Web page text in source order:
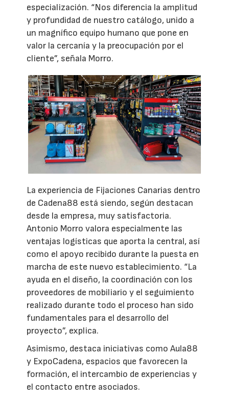
especialización. “Nos diferencia la amplitud
y profundidad de nuestro catálogo, unido a
un magnífico equipo humano que pone en
valor la cercanía y la preocupación por el
cliente”, señala Morro.
La experiencia de Fijaciones Canarias dentro
de Cadena88 está siendo, según destacan
desde la empresa, muy satisfactoria.
Antonio Morro valora especialmente las
ventajas logísticas que aporta la central, así
como el apoyo recibido durante la puesta en
marcha de este nuevo establecimiento. “La
ayuda en el diseño, la coordinación con los
proveedores de mobiliario y el seguimiento
realizado durante todo el proceso han sido
fundamentales para el desarrollo del
proyecto”, explica.
Asimismo, destaca iniciativas como Aula88
y ExpoCadena, espacios que favorecen la
formación, el intercambio de experiencias y
el contacto entre asociados.